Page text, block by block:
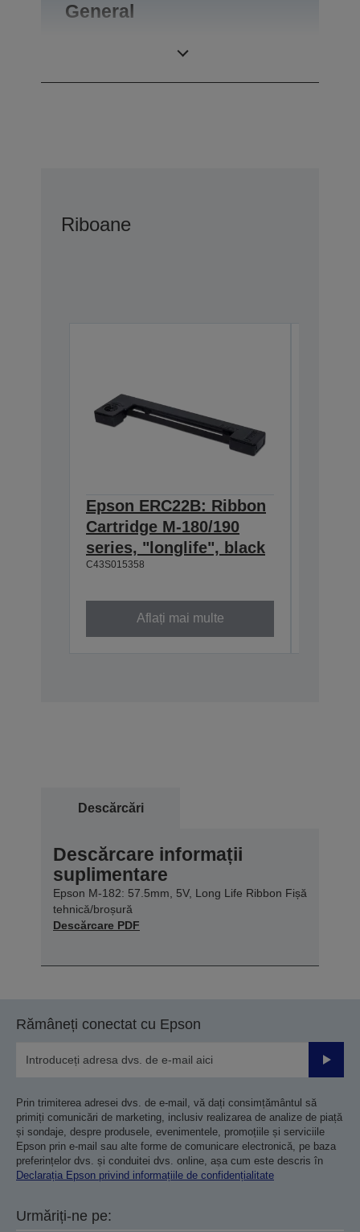
General
Riboane
Epson ERC22B: Ribbon
Cartridge M-180/190
series, "longlife", black
C43S015358
Aflați mai multe
Descărcări
Descărcare informații
suplimentare
Epson M-182: 57.5mm, 5V, Long Life Ribbon Fișă
tehnică/broșură
Descărcare PDF
Rămâneți conectat cu Epson
Prin trimiterea adresei dvs. de e-mail, vă dați consimțământul să
primiți comunicări de marketing, inclusiv realizarea de analize de piață
și sondaje, despre produsele, evenimentele, promoțiile și serviciile
Epson prin e-mail sau alte forme de comunicare electronică, pe baza
preferințelor dvs. și conduitei dvs. online, așa cum este descris în
Declarația Epson privind informațiile de confidențialitate
Urmăriți-ne pe: